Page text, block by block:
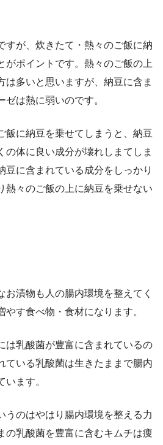
すが、炊きたて・熱々のご飯に納
がポイントです。熱々のご飯の上
は多いと思いますが、納豆に含ま
は熱に弱いのです。
飯に納豆を乗せてしまうと、納豆
の体に良い成分が壊れしまてしま
豆に含まれている成分をしっかり
熱々のご飯の上に納豆を乗せない
お漬物も人の腸内環境を整えてく
やす食べ物・食材になります。
は乳酸菌が豊富に含まれているの
ている乳酸菌は生きたままで腸内
います。
うのはやはり腸内環境を整える力
の乳酸菌を豊富に含むキムチは痩